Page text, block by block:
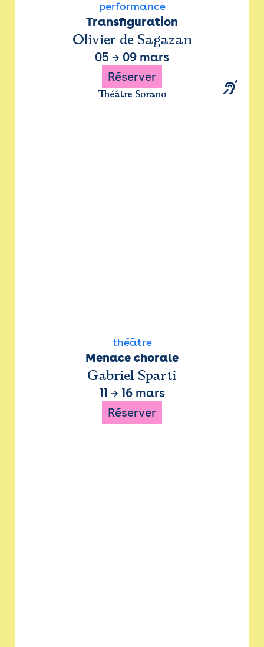
performance
Transfiguration
Olivier de Sagazan
05 → 09 mars
Réserver
Théâtre Sorano
théâtre
Menace chorale
Gabriel Sparti
11 → 16 mars
Réserver